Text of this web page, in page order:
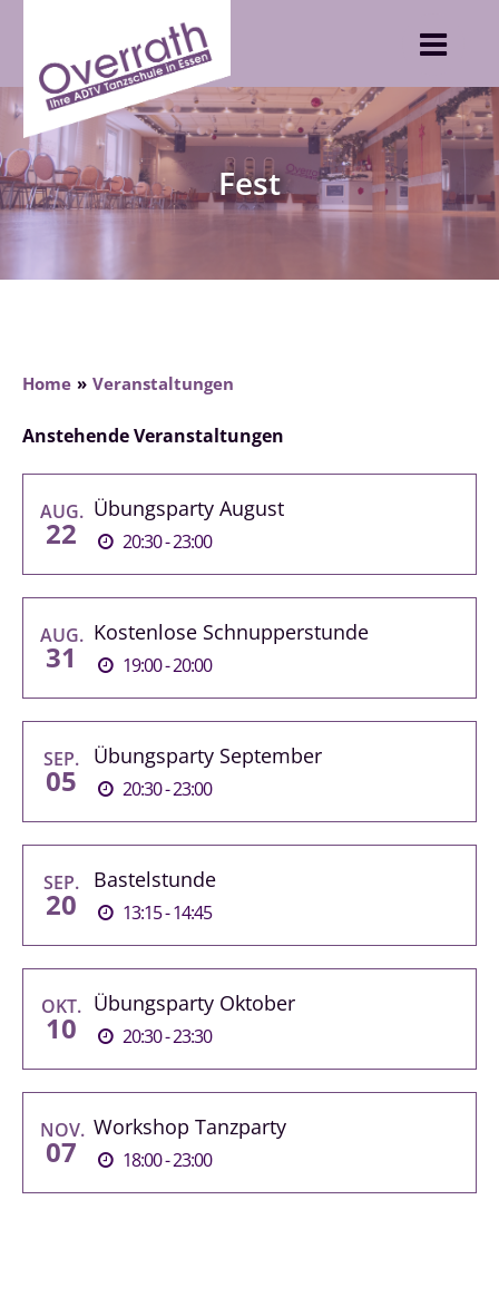
content
Fest
Home Veranstaltungen
Anstehende Veranstaltungen
AUG.
22
Übungsparty August
20:30 - 23:00
AUG.
31
Kostenlose Schnupperstunde
19:00 - 20:00
SEP.
05
Übungsparty September
20:30 - 23:00
SEP.
20
Bastelstunde
13:15 - 14:45
OKT.
10
Übungsparty Oktober
20:30 - 23:30
NOV.
07
Workshop Tanzparty
18:00 - 23:00